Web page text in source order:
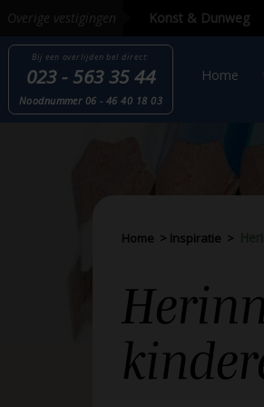
Overige vestigingen
Bij een overlijdenbel direct:
023 - 563 35 44
Noodnummer06 - 46 40 18 03
Home > Inspiratie >